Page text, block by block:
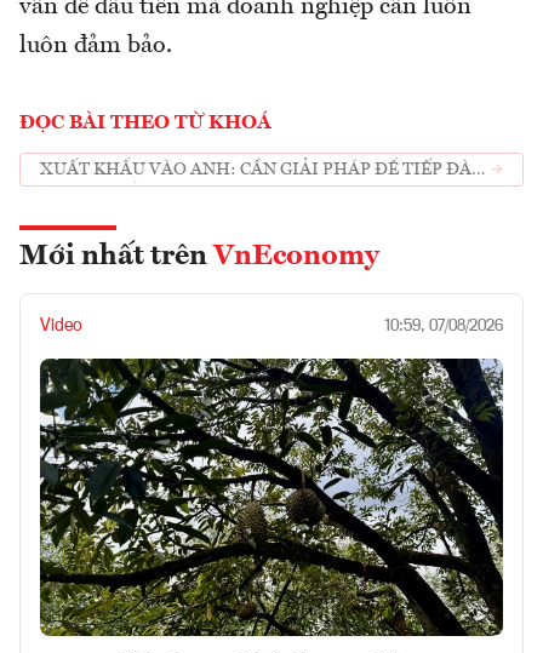
vấn đề đầu tiên mà doanh nghiệp cần luôn
luôn đảm bảo.
ĐỌC BÀI THEO TỪ KHOÁ
XUẤT KHẨU VÀO ANH: CẦN GIẢI PHÁP ĐỂ TIẾP ĐÀ
Mới nhất trên VnEconomy
Video 10:59, 07/08/2026